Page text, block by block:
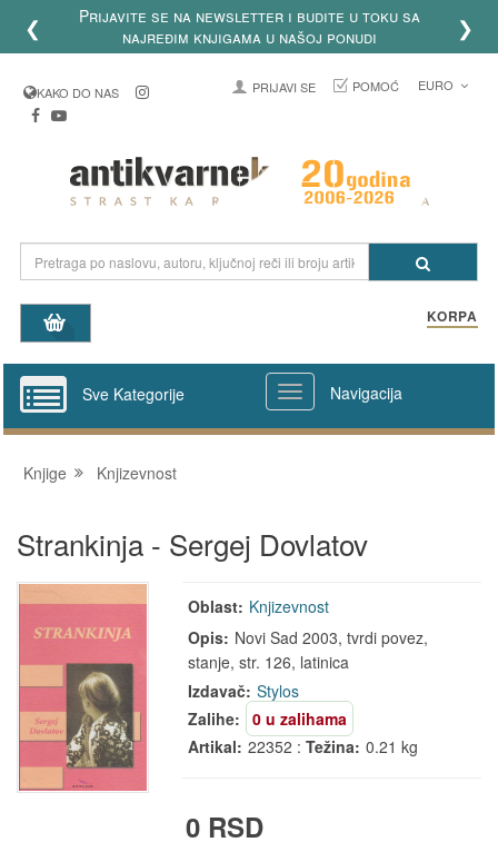
❮
Prijavite se na newsletter i budite u toku sa
najređim knjigama u našoj ponudi
❯
KAKO DO NAS PRIJAVI SE POMOĆ EURO
KORPA
Sve Kategorije Navigacija
Knjige Knjizevnost
Strankinja - Sergej Dovlatov
Oblast: Knjizevnost
Opis: Novi Sad 2003, tvrdi povez,
stanje, str. 126, latinica
Izdavač: Stylos
Zalihe:
0 u zalihama
Artikal: 22352 :Težina: 0.21 kg
0 RSD